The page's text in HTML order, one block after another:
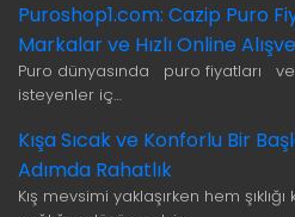
Puroshop1.com: Cazip Puro
Markalar ve Hızlı Online
Puro dünyasında puro fiyatları
isteyenler iç…
Kışa Sıcak ve Konforlu Bir
Adımda Rahatlık
Kış mevsimi yaklaşırken hem